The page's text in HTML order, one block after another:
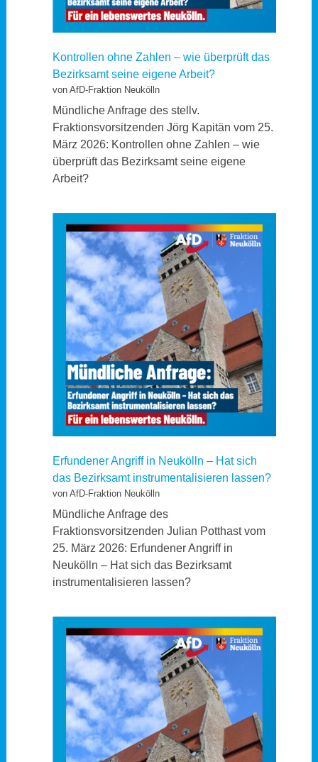
Kontrollen ohne Zahlen – wie überprüft das
Bezirksamt seine eigene Arbeit?
von AfD-Fraktion Neukölln
Mündliche Anfrage des stellv.
Fraktionsvorsitzenden Jörg Kapitän vom 25.
März 2026: Kontrollen ohne Zahlen – wie
überprüft das Bezirksamt seine eigene
Arbeit?
Erfundener Angriff in Neukölln – Hat sich
das Bezirksamt instrumentalisieren lassen?
von AfD-Fraktion Neukölln
Mündliche Anfrage des
Fraktionsvorsitzenden Julian Potthast vom
25. März 2026: Erfundener Angriff in
Neukölln – Hat sich das Bezirksamt
instrumentalisieren lassen?